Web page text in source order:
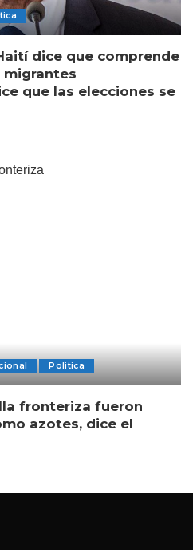
dice que comprende
que las elecciones se
Politica
fronteriza fueron
azotes, dice el